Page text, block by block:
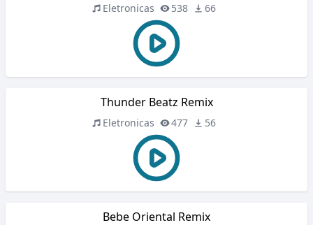
Eletronicas 538 66
Thunder Beatz Remix
Eletronicas 477 56
Bebe Oriental Remix